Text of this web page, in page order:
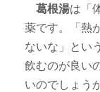
葛根湯は「
薬です。「熱
ないな」とい
飲むのが良い
いのでしょう